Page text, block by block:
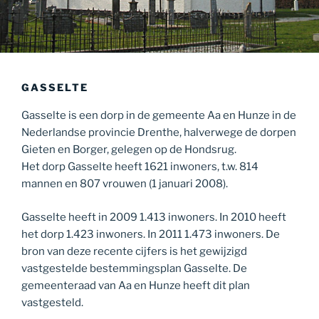
GASSELTE
Gasselte is een dorp in de gemeente Aa en Hunze in de
Nederlandse provincie Drenthe, halverwege de dorpen
Gieten en Borger, gelegen op de Hondsrug.
Het dorp Gasselte heeft 1621 inwoners, t.w. 814
mannen en 807 vrouwen (1 januari 2008).
Gasselte heeft in 2009 1.413 inwoners. In 2010 heeft
het dorp 1.423 inwoners. In 2011 1.473 inwoners. De
bron van deze recente cijfers is het gewijzigd
vastgestelde bestemmingsplan Gasselte. De
gemeenteraad van Aa en Hunze heeft dit plan
vastgesteld.